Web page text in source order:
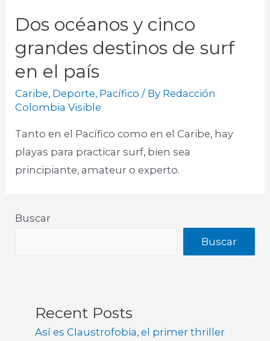
Dos océanos y cinco
grandes destinos de surf
en el país
Caribe, Deporte, Pacífico / By Redacción
Colombia Visible
Tanto en el Pacífico como en el Caribe, hay
playas para practicar surf, bien sea
principiante, amateur o experto.
Buscar
Buscar
Recent Posts
Así es Claustrofobia, el primer thriller